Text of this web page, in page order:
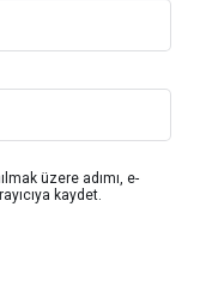
üzere adımı, e-
kaydet.